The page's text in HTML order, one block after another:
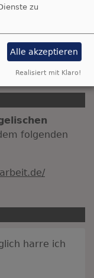
der Staatl.
folgenden
harre ich
zu
Alle akzeptieren
Realisiert mit Klaro!